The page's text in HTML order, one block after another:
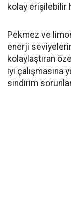
kolay erişilebilir
Pekmez ve
enerji
kolaylaştıran
iyi çalışmasına
sindirim